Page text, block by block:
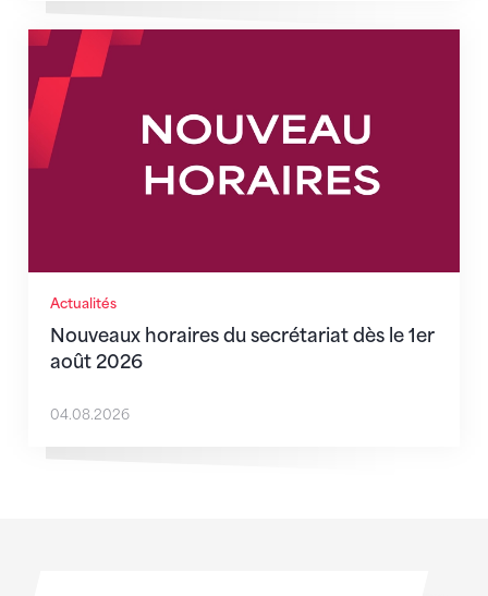
Actualités
Nouveaux horaires du secrétariat dès le 1er
août 2026
Nouveaux horaires du secrétariat dès le 1er août
04.08.2026